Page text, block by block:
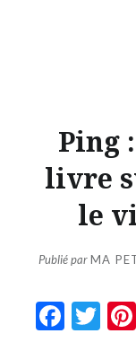
Ping
livre
le
Publié parMA